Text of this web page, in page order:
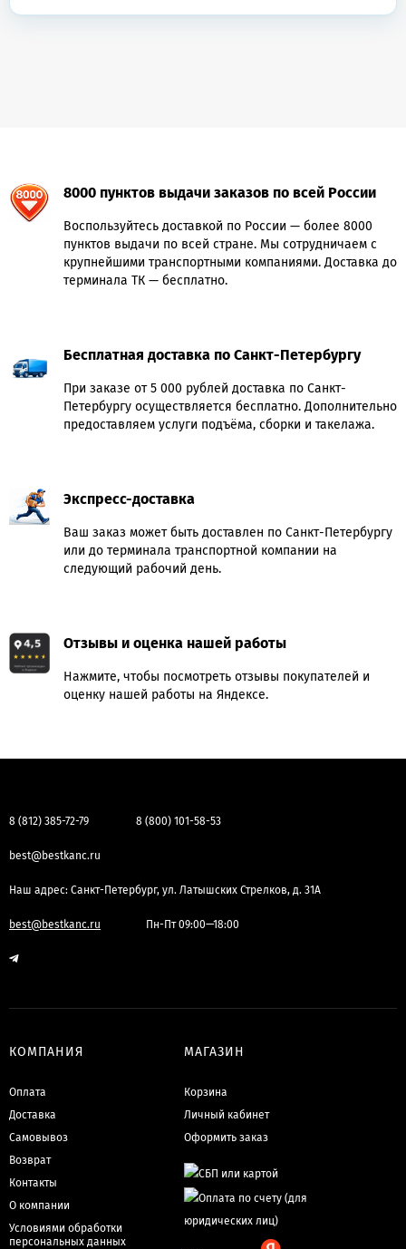
8000 пунктов выдачи заказов по всей России
Воспользуйтесь доставкой по России — более 8000
пунктов выдачи по всей стране. Мы сотрудничаем с
крупнейшими транспортными компаниями. Доставка до
терминала ТК — бесплатно.
Бесплатная доставка по Санкт-Петербургу
При заказе от 5 000 рублей доставка по Санкт-
Петербургу осуществляется бесплатно. Дополнительно
предоставляем услуги подъёма, сборки и такелажа.
Экспресс-доставка
Ваш заказ может быть доставлен по Санкт-Петербургу
или до терминала транспортной компании на
следующий рабочий день.
Отзывы и оценка нашей работы
Нажмите, чтобы посмотреть отзывы покупателей и
оценку нашей работы на Яндексе.
8 (812) 385-72-79 8 (800) 101-58-53
best@bestkanc.ru
Наш адрес: Санкт-Петербург, ул. Латышских Стрелков, д. 31А
best@bestkanc.ru Пн-Пт 09:00—18:00
КОМПАНИЯ
Оплата
Доставка
Самовывоз
Возврат
Контакты
О компании
Условиями обработки
персональных данных
МАГАЗИН
Корзина
Личный кабинет
Оформить заказ